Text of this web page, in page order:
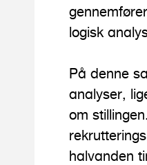
logisk
På denne
analyser,
om
halvanden